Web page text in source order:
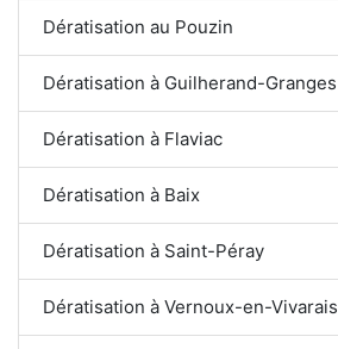
Dératisation au Pouzin
Dératisation à Guilherand-Granges
Dératisation à Flaviac
Dératisation à Baix
Dératisation à Saint-Péray
Dératisation à Vernoux-en-Vivarais